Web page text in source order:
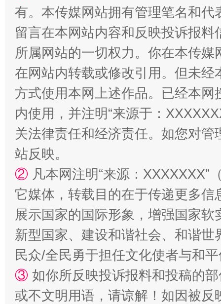
招工难、用工荒背后
有。本传媒网站拥有管理笔名和
留言在本网站内容和反映投诉报
所属网站的一切权力。你在本传
在网站内转载或修改引用。但未
方式使用本网上述作品。已经本
内使用，并注明“来源于：
关法律责任和经济责任。如您对
站反映。
② 凡本网注明“来源：
它媒体，转载目的在于传递更多
展示国家的国际形象，增强国家
新型国家、建设和谐社会、和谐
民众/全民勇于担任文化使者与和
③ 如你所反映投诉报料和投稿的
或不文明用语，请谅解！如因被